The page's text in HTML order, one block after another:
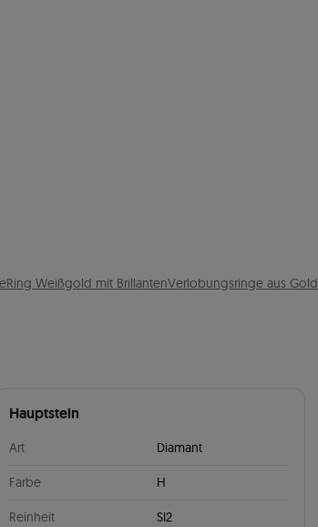
Ring Weißgold mit BrillantenVerlobungsringe aus Gold
Hauptstein
Art Diamant
Farbe H
Reinheit SI2